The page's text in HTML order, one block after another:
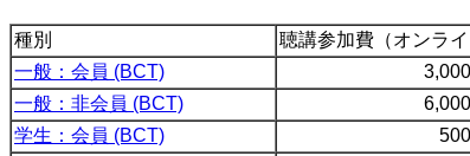
種別 聴講参加費（オンライ
一般：会員 (BCT)
一般：非会員 (BCT)
学生：会員 (BCT)